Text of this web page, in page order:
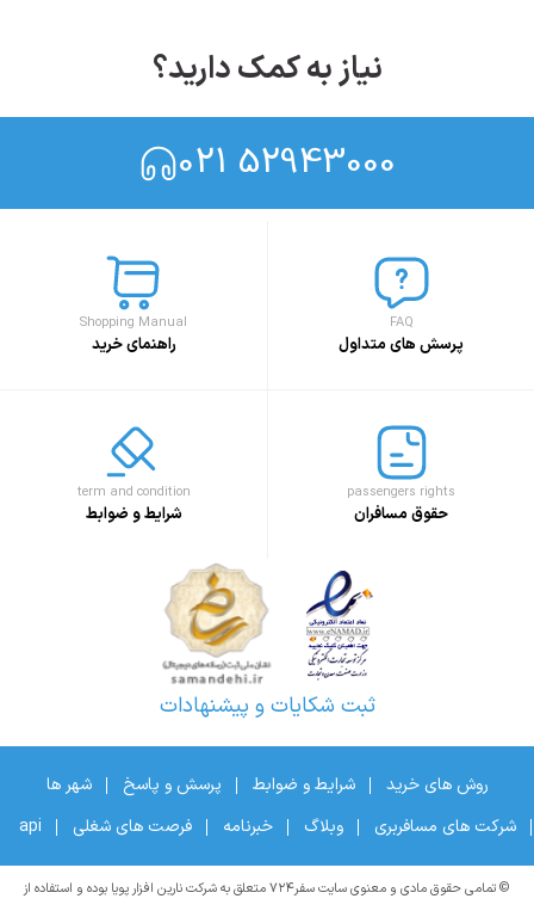
نیاز به کمک دارید؟
021 52943000
FAQ
پرسش های متداول
Shopping Manual
راهنمای خرید
passengers rights
حقوق مسافران
term and condition
شرایط و ضوابط
ثبت شکایات و پیشنهادات
روش های خرید شرایط و ضوابط پرسش و پاسخ
شهر ها
شرکت های مسافربری
وبلاگ خبرنامه فرصت های شغلی api
© تمامی حقوق مادی و معنوی سایت سفر۷۲۴ متعلق به شرکت نارین افزار پویا بوده و استفاده از